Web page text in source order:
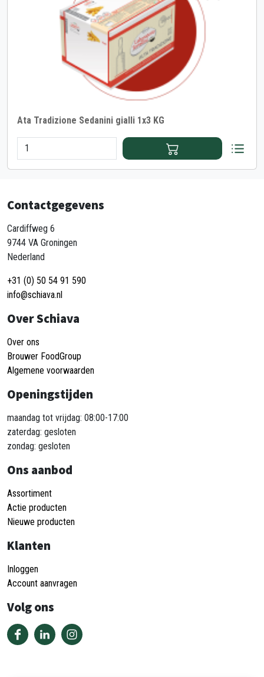
Ata Tradizione Sedanini gialli 1x3 KG
Contactgegevens
Cardiffweg 6
9744 VA Groningen
Nederland
+31 (0) 50 54 91 590
info@schiava.nl
Over Schiava
Over ons
Brouwer FoodGroup
Algemene voorwaarden
Openingstijden
maandag tot vrijdag: 08:00-17:00
zaterdag: gesloten
zondag: gesloten
Ons aanbod
Assortiment
Actie producten
Nieuwe producten
Klanten
Inloggen
Account aanvragen
Volg ons